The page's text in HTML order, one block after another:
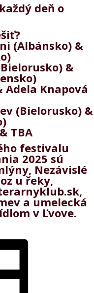
deň o
(Albánsko) &
&
Adela Knapová
(Bielorusko) &
TBA
festivalu
2025 sú
Nezávislé
u řeky,
,
a umelecká
v Ľvove.